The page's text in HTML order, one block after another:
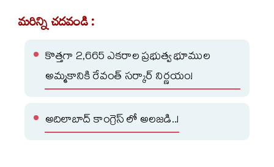
మరిన్ని చదవండి :
కొత్తగా 2,665 ఎకరాల ప్రభుత్వ భూముల
అమ్మకానికి రేవంత్ సర్కార్ నిర్ణయం!
అదిలాబాద్ కాంగ్రెస్ లో అలజడి..!